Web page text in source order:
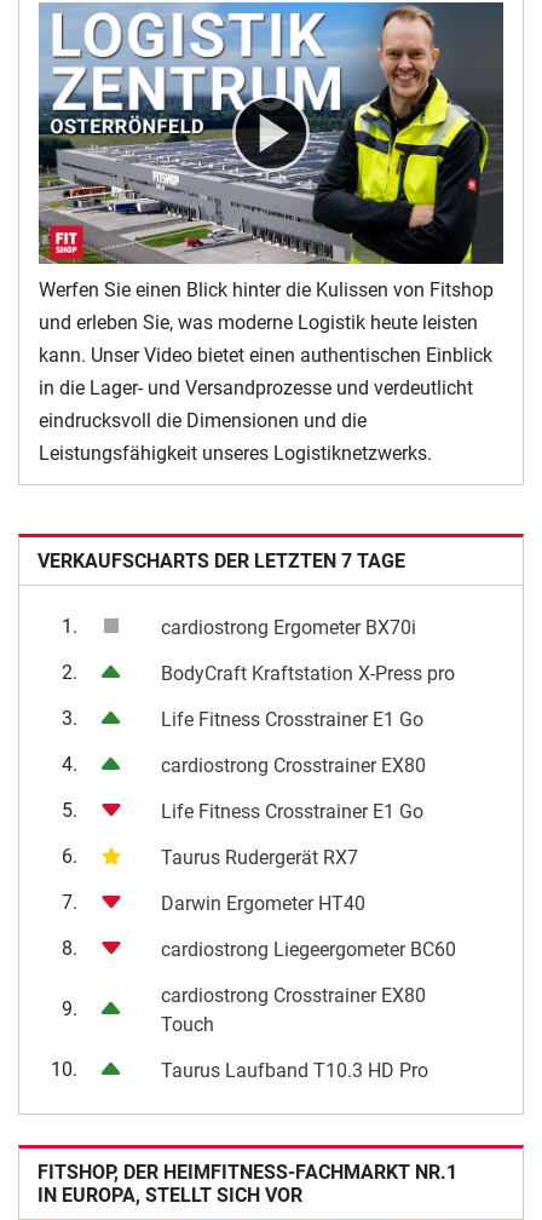
Werfen Sie einen Blick hinter die Kulissen von Fitshop
und erleben Sie, was moderne Logistik heute leisten
kann. Unser Video bietet einen authentischen Einblick
in die Lager- und Versandprozesse und verdeutlicht
eindrucksvoll die Dimensionen und die
Leistungsfähigkeit unseres Logistiknetzwerks.
VERKAUFSCHARTS DER LETZTEN 7 TAGE
1.
cardiostrong Ergometer BX70i
2.
BodyCraft Kraftstation X-Press pro
3.
Life Fitness Crosstrainer E1 Go
4.
cardiostrong Crosstrainer EX80
5.
Life Fitness Crosstrainer E1 Go
6.
Taurus Rudergerät RX7
7.
Darwin Ergometer HT40
8.
cardiostrong Liegeergometer BC60
9.
cardiostrong Crosstrainer EX80
Touch
10.
Taurus Laufband T10.3 HD Pro
FITSHOP, DER HEIMFITNESS-FACHMARKT NR.1
IN EUROPA, STELLT SICH VOR